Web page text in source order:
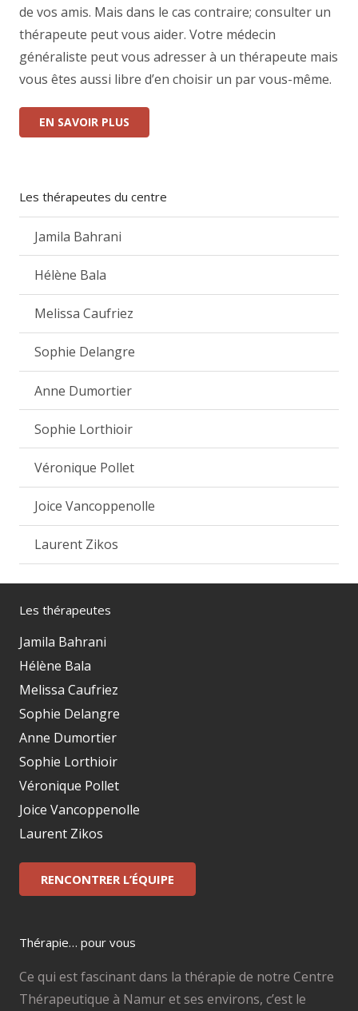
de vos amis. Mais dans le cas contraire; consulter un
thérapeute peut vous aider. Votre médecin
généraliste peut vous adresser à un thérapeute mais
vous êtes aussi libre d’en choisir un par vous-même.
EN SAVOIR PLUS
Les thérapeutes du centre
Jamila Bahrani
Hélène Bala
Melissa Caufriez
Sophie Delangre
Anne Dumortier
Sophie Lorthioir
Véronique Pollet
Joice Vancoppenolle
Laurent Zikos
Les thérapeutes
Jamila Bahrani
Hélène Bala
Melissa Caufriez
Sophie Delangre
Anne Dumortier
Sophie Lorthioir
Véronique Pollet
Joice Vancoppenolle
Laurent Zikos
RENCONTRER L’ÉQUIPE
Thérapie… pour vous
Ce qui est fascinant dans la thérapie de notre Centre
Thérapeutique à Namur et ses environs, c’est le